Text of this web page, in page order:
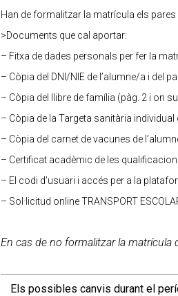
Han de formalitzar la matrícula els pares
>Documents que cal aportar:
– Fitxa de dades personals per fer la
– Còpia del DNI/NIE de l’alumne/a i del
– Còpia del llibre de família (pàg. 2 i on
– Còpia de la Targeta sanitària individual
– Còpia del carnet de vacunes de
– Certificat acadèmic de les
– El codi d’usuari i accés per a la
– Sol·licitud online TRANSPORT
En cas de no formalitzar la matrícula
Els possibles canvis durant el